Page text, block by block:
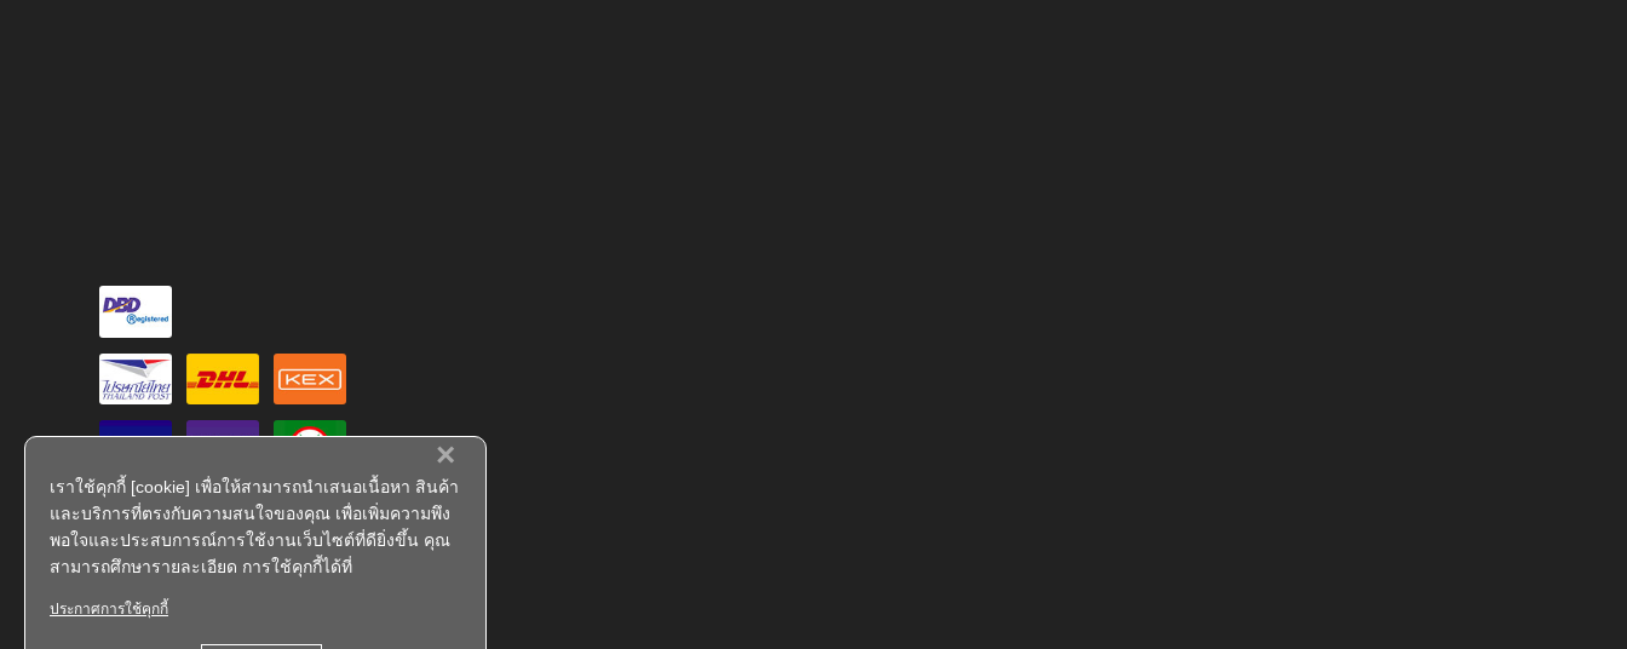
×
เราใช้คุกกี้ [cookie] เพื่อให้สามารถนำเสนอเนื้อหา สินค้า
และบริการที่ตรงกับความสนใจของคุณ เพื่อเพิ่มความพึง
พอใจและประสบการณ์การใช้งานเว็บไซต์ที่ดียิ่งขึ้น คุณ
สามารถศึกษารายละเอียด การใช้คุกกี้ได้ที่
ประกาศการใช้คุกกี้